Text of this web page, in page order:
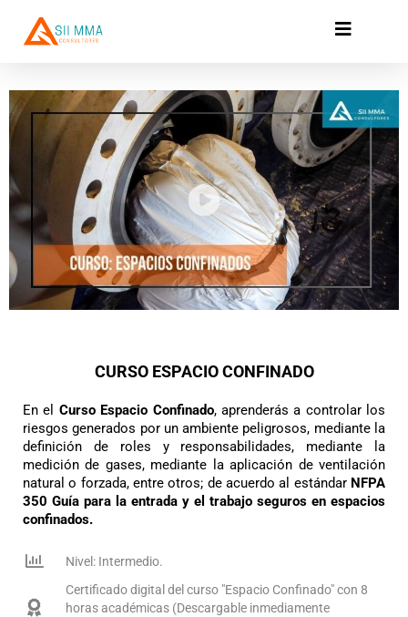
contenido
CURSO ESPACIO CONFINADO
En el Curso Espacio Confinado, aprenderás a controlar los
riesgos generados por un ambiente peligrosos, mediante la
definición de roles y responsabilidades, mediante la
medición de gases, mediante la aplicación de ventilación
natural o forzada, entre otros; de acuerdo al estándar NFPA
350 Guía para la entrada y el trabajo seguros en espacios
confinados.
Nivel: Intermedio.
Certificado digital del curso "Espacio Confinado" con 8
horas académicas (Descargable inmediamente